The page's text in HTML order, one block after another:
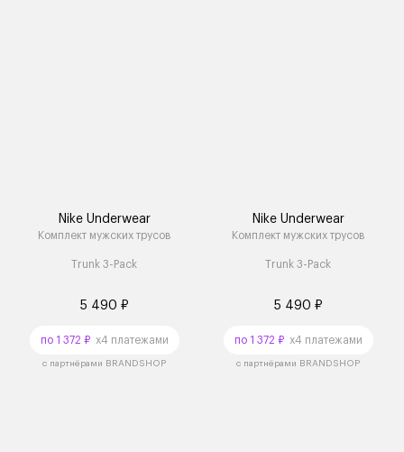
Nike Underwear
Комплект мужских трусов
Trunk 3-Pack
5 490 ₽
по 1 372 ₽x4 платежами
с партнёрами BRANDSHOP
Nike Underwear
Комплект мужских трусов
Trunk 3-Pack
5 490 ₽
по 1 372 ₽x4 платежами
с партнёрами BRANDSHOP